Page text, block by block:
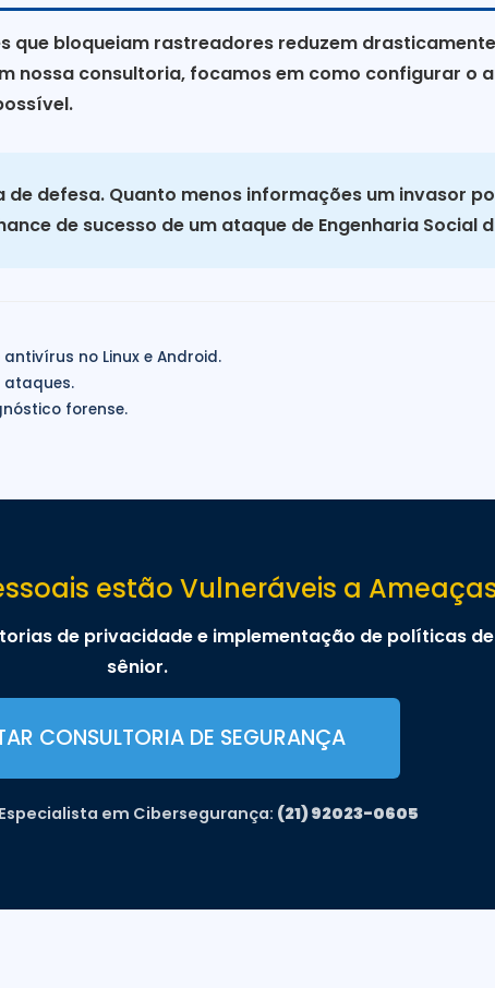
que bloqueiam rastreadores reduzem
nossa consultoria, focamos em como configurar o
de defesa. Quanto menos informações um invasor
de sucesso de um ataque de Engenharia Social
no Linux e Android.
ataques.
forense.
estão Vulneráveis a
de privacidade e implementação de políticas
sênior.
CONSULTORIA DE SEGURANÇA
em Cibersegurança: (21) 92023-0605